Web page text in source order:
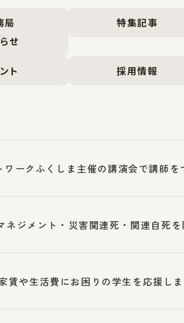
局
せ
特集記事
ト 採用情報
ークふくしま主催の講演会で講師を
ネジメント・災害関連死・関連自死
賃や生活費にお困りの学生を応援しま